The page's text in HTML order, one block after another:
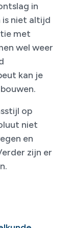
in
niet altijd
met
wel weer
kan je
op
niet
en
zijn er